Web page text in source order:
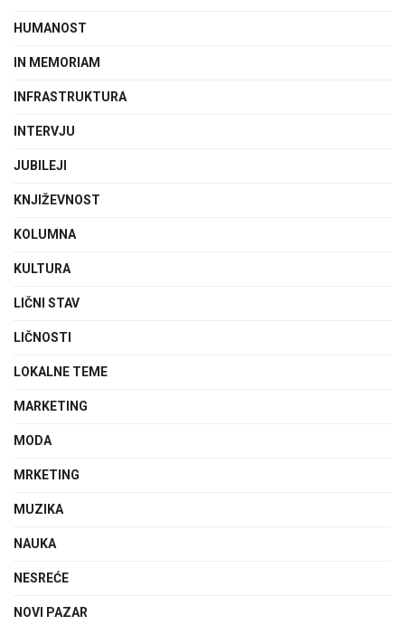
HUMANOST
IN MEMORIAM
INFRASTRUKTURA
INTERVJU
JUBILEJI
KNJIŽEVNOST
KOLUMNA
KULTURA
LIČNI STAV
LIČNOSTI
LOKALNE TEME
MARKETING
MODA
MRKETING
MUZIKA
NAUKA
NESREĆE
NOVI PAZAR